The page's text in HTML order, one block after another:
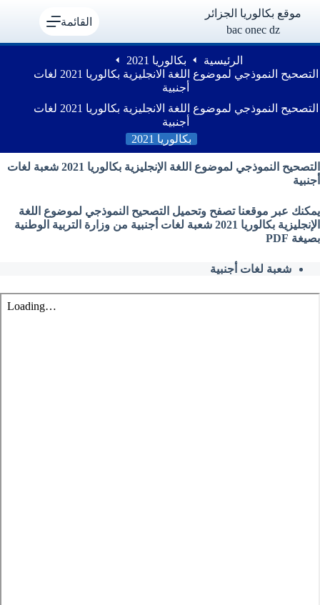
موقع بكالوريا الجزائر
bac onec dz
القائمة
الرئيسية
بكالوريا 2021
التصحيح النموذجي لموضوع اللغة الانجليزية بكالوريا 2021 لغات
أجنبية
التصحيح النموذجي لموضوع اللغة الانجليزية بكالوريا 2021 لغات
أجنبية
بكالوريا 2021
التصحيح النموذجي لموضوع اللغة الإنجليزية بكالوريا 2021 شعبة لغات
أجنبية
يمكنك عبر موقعنا تصفح وتحميل التصحيح النموذجي لموضوع اللغة
الإنجليزية بكالوريا 2021 شعبة لغات أجنبية من وزارة التربية الوطنية
بصيغة PDF
شعبة لغات أجنبية